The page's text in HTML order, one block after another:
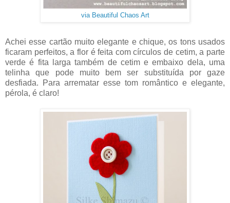
via Beautiful Chaos Art
Achei esse cartão muito elegante e chique, os tons usados
ficaram perfeitos, a flor é feita com círculos de cetim, a parte
verde é fita larga também de cetim e embaixo dela, uma
telinha que pode muito bem ser substituída por gaze
desfiada. Para arrematar esse tom romântico e elegante,
pérola, é claro!